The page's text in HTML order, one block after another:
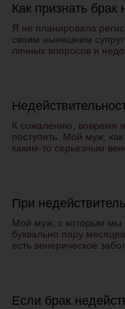
Как признать
Я не планировала
своим нынешним
личных вопросов и
К сожалению, вовремя
поступить. Мой муж,
каким-то серьезным
При
Мой муж, с которым мы
буквально пару
есть венерическое
Если брак